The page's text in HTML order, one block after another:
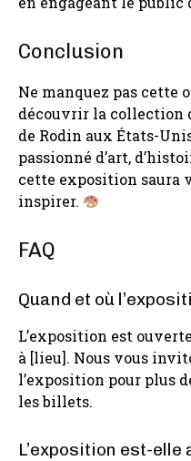
Conclusion
Ne manquez pas cette
découvrir la collection
de Rodin aux États-
passionné d’art,
cette exposition saura
inspirer.
FAQ
Quand et où
L’exposition est
à [lieu]. Nous vous
l’exposition pour plus
les billets.
L’exposition est-